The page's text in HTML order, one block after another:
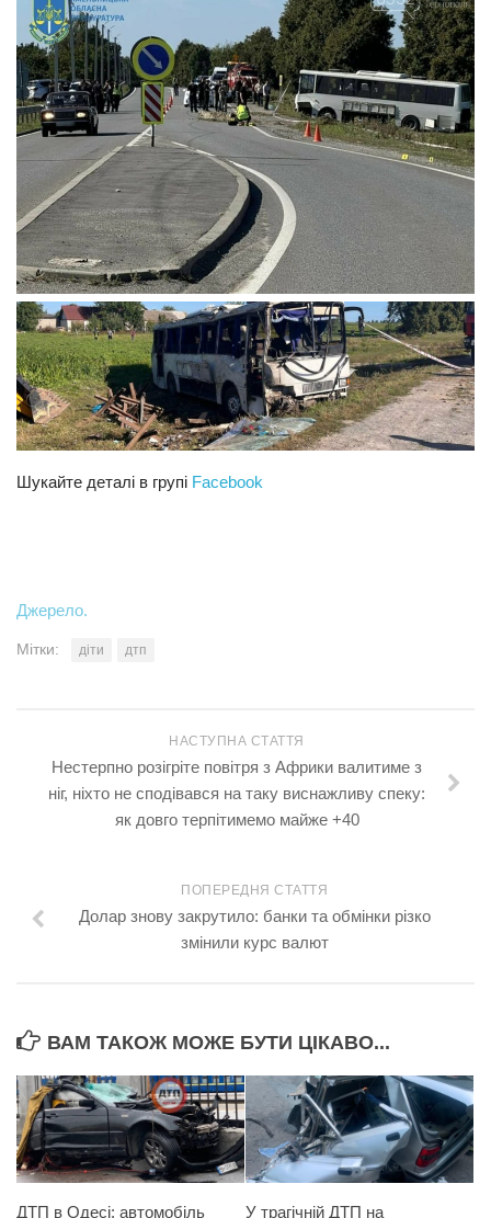
Шукайте деталі в групі Facebook
Джерело.
Мітки: діти дтп
НАСТУПНА СТАТТЯ
Нестерпно розігріте повітря з Африки валитиме з
ніг, ніхто не сподівався на таку виснажливу спеку:
як довго терпітимемо майже +40
ПОПЕРЕДНЯ СТАТТЯ
Долар знову закрутило: банки та обмінки різко
змінили курс валют
ВАМ ТАКОЖ МОЖЕ БУТИ ЦІКАВО...
ДТП в Одесі: автомобіль У трагічній ДТП на